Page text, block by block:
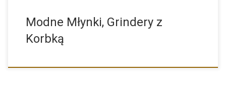
Modne Młynki, Grindery z
Korbką